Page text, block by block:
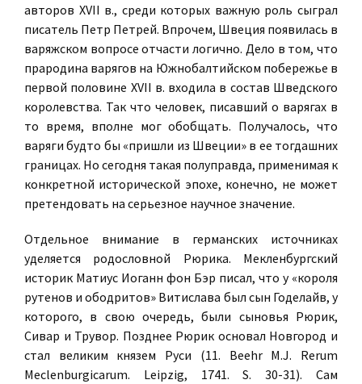
авторов XVII в., среди которых важную роль сыграл
писатель Петр Петрей. Впрочем, Швеция появилась в
варяжском вопросе отчасти логично. Дело в том, что
прародина варягов на Южнобалтийском побережье в
первой половине XVII в. входила в состав Шведского
королевства. Так что человек, писавший о варягах в
то время, вполне мог обобщать. Получалось, что
варяги будто бы «пришли из Швеции» в ее тогдашних
границах. Но сегодня такая полуправда, применимая к
конкретной исторической эпохе, конечно, не может
претендовать на серьезное научное значение.
Отдельное внимание в германских источниках
уделяется родословной Рюрика. Мекленбургский
историк Матиус Иоганн фон Бэр писал, что у «короля
рутенов и ободритов» Витислава был сын Годелайв, у
которого, в свою очередь, были сыновья Рюрик,
Сивар и Трувор. Позднее Рюрик основал Новгород и
стал великим князем Руси (11. Beehr M.J. Rerum
Meclenburgicarum. Leipzig, 1741. S. 30-31). Сам